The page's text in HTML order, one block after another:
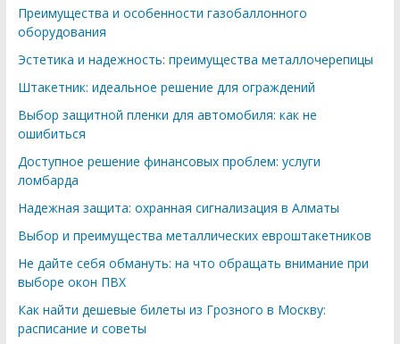
Преимущества и особенности газобаллонного
оборудования
Эстетика и надежность: преимущества металлочерепицы
Штакетник: идеальное решение для ограждений
Выбор защитной пленки для автомобиля: как не
ошибиться
Доступное решение финансовых проблем: услуги
ломбарда
Надежная защита: охранная сигнализация в Алматы
Выбор и преимущества металлических евроштакетников
Не дайте себя обмануть: на что обращать внимание при
выборе окон ПВХ
Как найти дешевые билеты из Грозного в Москву:
расписание и советы